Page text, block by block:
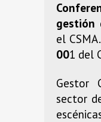
gestión
el
001 del
Gestor
sector